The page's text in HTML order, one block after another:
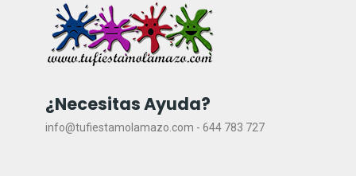
¿Necesitas Ayuda?
info@tufiestamolamazo.com - 644 783 727